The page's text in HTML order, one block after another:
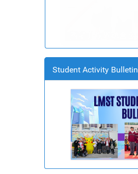
Student Activity Bulletin